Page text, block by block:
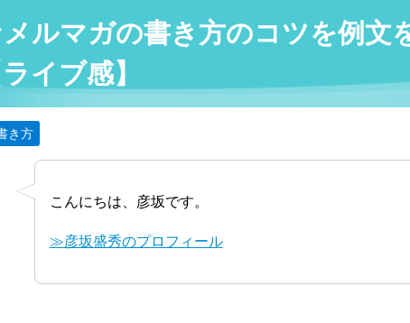
メルマガの書き方のコツを例文
イブ感】
き方
こんにちは、彦坂です。
≫彦坂盛秀のプロフィール